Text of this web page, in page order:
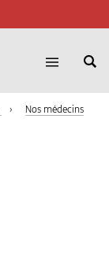
la
›
Nos médecins